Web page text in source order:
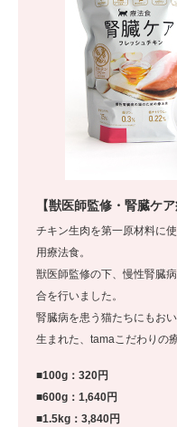
【獣医師監修・腎臓ケア
チキン生肉を第一原材料に
用療法食。
獣医師監修の下、慢性腎臓
合を行いました。
腎臓病を患う猫たちにもお
生まれた、tamaこだわりの
■100g：320円
■600g：1,640円
■1.5kg：3,840円